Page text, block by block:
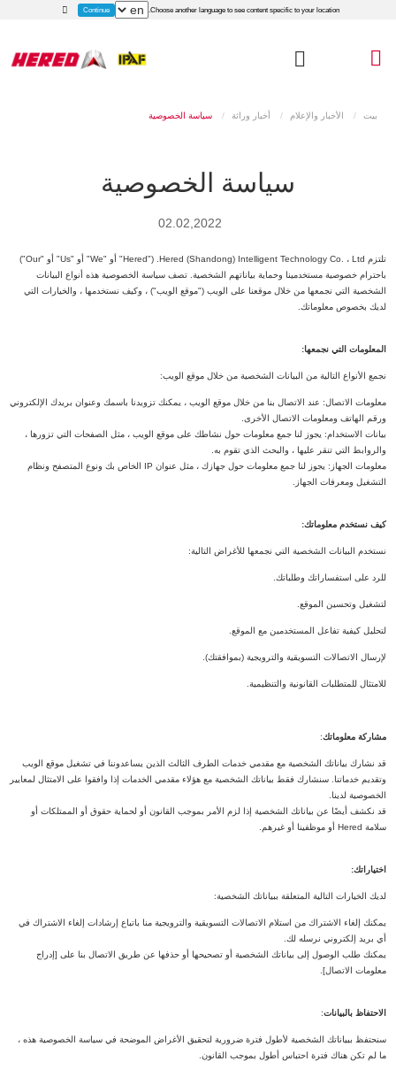
Choose another language to see content specific to your location.
Continue
بيت الأخبار والإعلام أخبار وراثة
سياسة الخصوصية
02.02,2022
تلتزم Hered (Shandong) Intelligent Technology Co. ، Ltd. ("Hered" أو "We" أو "Us" أو "Our")
باحترام خصوصية مستخدمينا وحماية بياناتهم الشخصية. تصف سياسة الخصوصية هذه أنواع البيانات
الشخصية التي نجمعها من خلال موقعنا على الويب ("موقع الويب") ، وكيف نستخدمها ، والخيارات التي
لديك بخصوص معلوماتك.
المعلومات التي نجمعها:
نجمع الأنواع التالية من البيانات الشخصية من خلال موقع الويب:
معلومات الاتصال: عند الاتصال بنا من خلال موقع الويب ، يمكنك تزويدنا باسمك وعنوان بريدك الإلكتروني
ورقم الهاتف ومعلومات الاتصال الأخرى.
بيانات الاستخدام: يجوز لنا جمع معلومات حول نشاطك على موقع الويب ، مثل الصفحات التي تزورها ،
والروابط التي تنقر عليها ، والبحث الذي تقوم به.
معلومات الجهاز: يجوز لنا جمع معلومات حول جهازك ، مثل عنوان IP الخاص بك ونوع المتصفح ونظام
التشغيل ومعرفات الجهاز.
كيف نستخدم معلوماتك:
نستخدم البيانات الشخصية التي نجمعها للأغراض التالية:
للرد على استفساراتك وطلباتك.
لتشغيل وتحسين الموقع.
لتحليل كيفية تفاعل المستخدمين مع الموقع.
لإرسال الاتصالات التسويقية والترويجية (بموافقتك).
للامتثال للمتطلبات القانونية والتنظيمية.
مشاركة معلوماتك:
قد نشارك بياناتك الشخصية مع مقدمي خدمات الطرف الثالث الذين يساعدوننا في تشغيل موقع الويب
وتقديم خدماتنا. سنشارك فقط بياناتك الشخصية مع هؤلاء مقدمي الخدمات إذا وافقوا على الامتثال لمعايير
الخصوصية لدينا.
قد نكشف أيضًا عن بياناتك الشخصية إذا لزم الأمر بموجب القانون أو لحماية حقوق أو الممتلكات أو
سلامة Hered أو موظفينا أو غيرهم.
اختياراتك:
لديك الخيارات التالية المتعلقة ببياناتك الشخصية:
يمكنك إلغاء الاشتراك من استلام الاتصالات التسويقية والترويجية منا باتباع إرشادات إلغاء الاشتراك في
أي بريد إلكتروني نرسله لك.
يمكنك طلب الوصول إلى بياناتك الشخصية أو تصحيحها أو حذفها عن طريق الاتصال بنا على [إدراج
معلومات الاتصال].
الاحتفاظ بالبيانات:
سنحتفظ ببياناتك الشخصية لأطول فترة ضرورية لتحقيق الأغراض الموضحة في سياسة الخصوصية هذه ،
ما لم تكن هناك فترة احتباس أطول بموجب القانون.